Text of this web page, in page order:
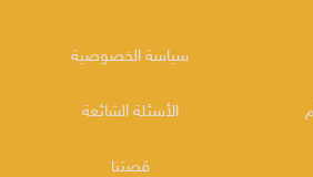
سياسة الخصوصية
الأسئلة الشائعة
قصتنا